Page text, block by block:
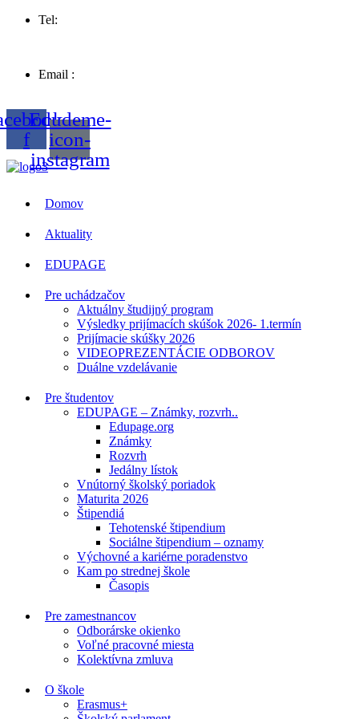
Tel:
Email :
f
Edudeme-
icon-
instagram
Domov
Aktuality
EDUPAGE
Pre uchádzačov
Aktuálny študijný program
Výsledky prijímacích skúšok 2026- 1.termín
Prijímacie skúšky 2026
VIDEOPREZENTÁCIE ODBOROV
Duálne vzdelávanie
Pre študentov
EDUPAGE – Známky, rozvrh..
Edupage.org
Známky
Rozvrh
Jedálny lístok
Vnútorný školský poriadok
Maturita 2026
Štipendiá
Tehotenské štipendium
Sociálne štipendium – oznamy
Výchovné a kariérne poradenstvo
Kam po strednej škole
Časopis
Pre zamestnancov
Odborárske okienko
Voľné pracovné miesta
Kolektívna zmluva
O škole
Erasmus+